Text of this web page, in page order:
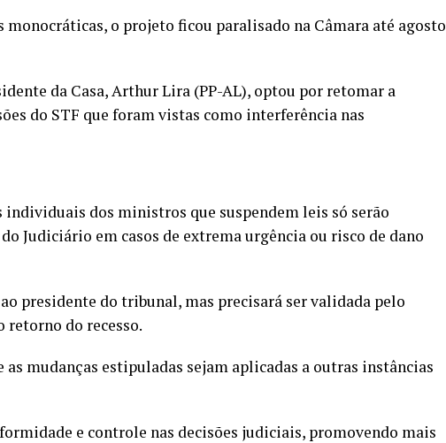
monocráticas, o projeto ficou paralisado na Câmara até agosto
da Casa, Arthur Lira (PP-AL), optou por retomar a
do STF que foram vistas como interferência nas
individuais dos ministros que suspendem leis só serão
Judiciário em casos de extrema urgência ou risco de dano
ao presidente do tribunal, mas precisará ser validada pelo
retorno do recesso.
mudanças estipuladas sejam aplicadas a outras instâncias
e controle nas decisões judiciais, promovendo mais